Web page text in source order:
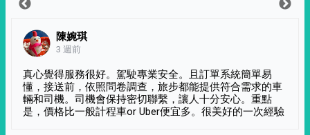
陳婉琪
3 週前
真心覺得服務很好。駕駛專業安全。且訂單系統簡單易
懂，接送前，依照問卷調查，旅步都能提供符合需求的車
輛和司機。司機會保持密切聯繫，讓人十分安心。重點
是，價格比一般計程車or Uber便宜多。很美好的一次經驗